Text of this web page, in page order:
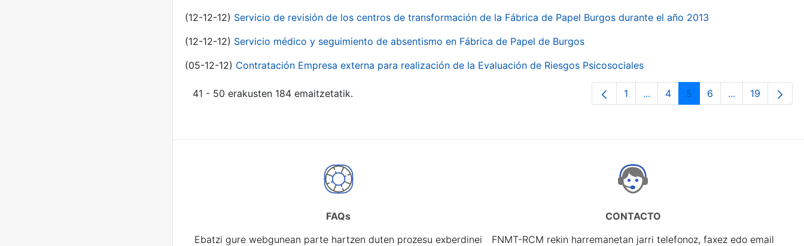
(12-12-12) Servicio de revisión de los centros de transformación de la Fábrica de Papel Burgos durante el año 2013
(12-12-12) Servicio médico y seguimiento de absentismo en Fábrica de Papel de Burgos
(05-12-12) Contratación Empresa externa para realización de la Evaluación de Riesgos Psicosociales
41 - 50 erakusten 184 emaitzetatik. Orrialdea
1 ...Intermediate Pages Use TAB to
Orrialdea
4 Orrialdea
5 Orrialdea
6 ...Intermediate
Orrialdea
19
FAQs
Ebatzi gure webgunean parte hartzen duten prozesu exberdinei
CONTACTO
FNMT-RCM rekin harremanetan jarri telefonoz, faxez edo email